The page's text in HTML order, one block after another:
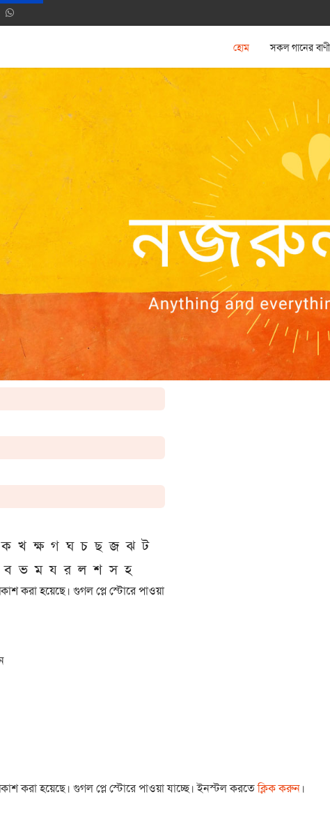
হোম সকল গানের বাণী
ক খ ক্ষ গ ঘ চ ছ জ ঝ ট
ব ভ ম য র ল শ স হ
করা হয়েছে। গুগল প্লে স্টোরে পাওয়া
করা হয়েছে। গুগল প্লে স্টোরে পাওয়া যাচ্ছে। ইনস্টল করতেক্লিক করুন।